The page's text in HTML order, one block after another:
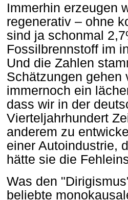
Immerhin erzeugen
regenerativ – ohne
sind ja schonmal
Fossilbrennstoff im
Und die Zahlen
Schätzungen gehen
immernoch ein
dass wir in der
Vierteljahrhundert
anderem zu
einer Autoindustrie,
hätte sie die
Was den
beliebte